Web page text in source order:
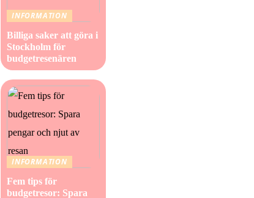
INFORMATION
Billiga saker att göra i
Stockholm för
budgetresenären
INFORMATION
Fem tips för
budgetresor: Spara